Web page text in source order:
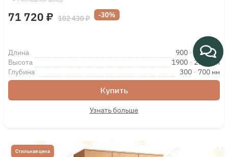
71 720 ₽ 102 430 ₽ -30%
Длина 900 -1500 мм
Высота 1900 - 2700 мм
Глубина 300 - 700 мм
Купить
Узнать больше
Стильная цена